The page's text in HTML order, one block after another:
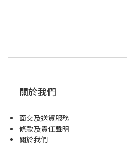
關於我們
面交及送貨服務
條款及責任聲明
關於我們